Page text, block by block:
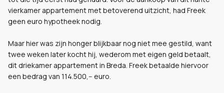
vierkamer appartement met betoverend uitzicht, had Freek
geen euro hypotheek nodig.
Maar hier was zijn honger blijkbaar nog niet mee gestild, want
twee weken later kocht hij, wederom met eigen geld betaalt,
dit driekamer appartement in Breda. Freek betaalde hiervoor
een bedrag van 114.500,-- euro.